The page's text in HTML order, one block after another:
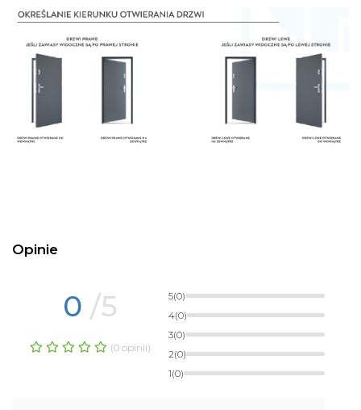
Opinie
0 /5
(0 opinii)
5(0)
4(0)
3(0)
2(0)
1(0)